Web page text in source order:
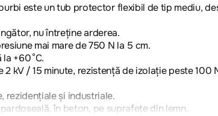
este un tub protector flexibil de tip mediu,
nu întreține arderea.
mai mare de 750 N la 5 cm.
+60 °C.
kV / 15 minute, rezistență de izolație peste 100
rezidențiale și industriale.
în beton, pe suprafețe din lemn.